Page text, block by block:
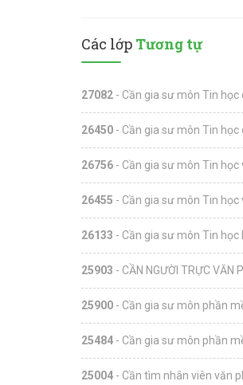
Các lớp Tương tự
27082 - Cần gia sư môn Tin
26450 - Cần gia sư môn Tin
26756 - Cần gia sư môn Tin
26455 - Cần gia sư môn Tin
26133 - Cần gia sư môn Tin
25903 - CẦN NGƯỜI TRỰC VĂN
25900 - Cần gia sư môn phần
25484 - Cần gia sư môn phần
25004 - Cần tìm nhân viên văn